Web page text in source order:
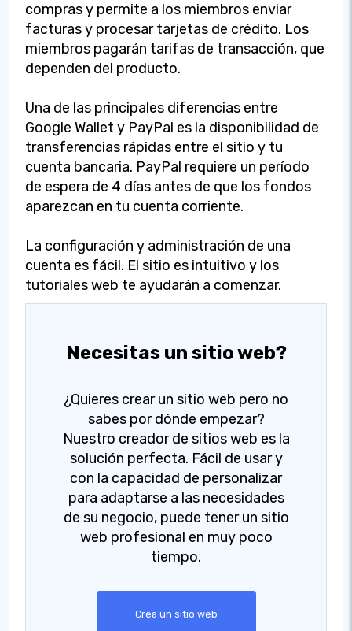
compras y permite a los miembros enviar
facturas y procesar tarjetas de crédito. Los
miembros pagarán tarifas de transacción, que
dependen del producto.
Una de las principales diferencias entre
Google Wallet y PayPal es la disponibilidad de
transferencias rápidas entre el sitio y tu
cuenta bancaria. PayPal requiere un período
de espera de 4 días antes de que los fondos
aparezcan en tu cuenta corriente.
La configuración y administración de una
cuenta es fácil. El sitio es intuitivo y los
tutoriales web te ayudarán a comenzar.
Necesitas un sitio web?
¿Quieres crear un sitio web pero no
sabes por dónde empezar?
Nuestro creador de sitios web es la
solución perfecta. Fácil de usar y
con la capacidad de personalizar
para adaptarse a las necesidades
de su negocio, puede tener un sitio
web profesional en muy poco
tiempo.
Crea un sitio web